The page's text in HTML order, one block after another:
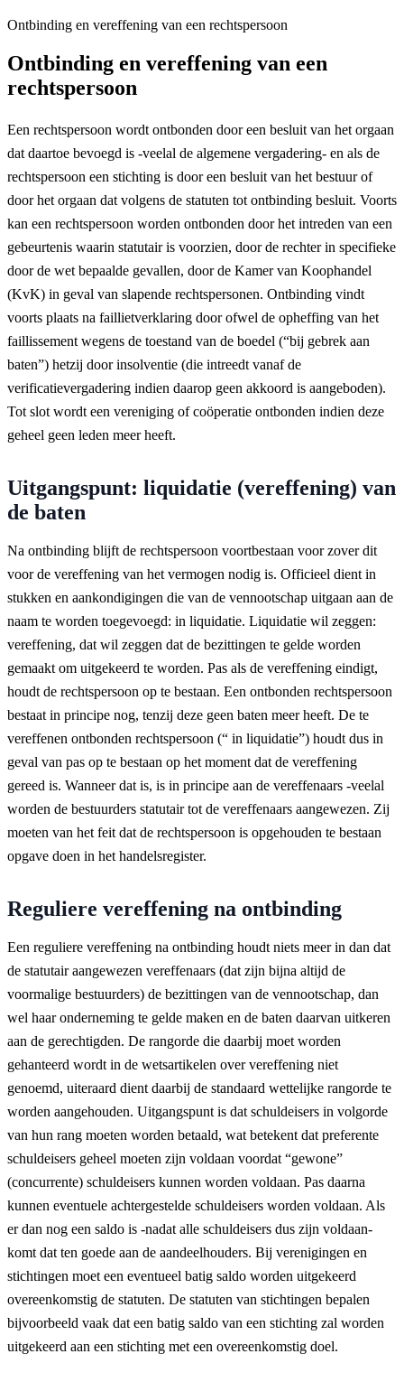
Ontbinding en vereffening van een rechtspersoon
Ontbinding en vereffening van een
rechtspersoon
Een rechtspersoon wordt ontbonden door een besluit van het orgaan
dat daartoe bevoegd is -veelal de algemene vergadering- en als de
rechtspersoon een stichting is door een besluit van het bestuur of
door het orgaan dat volgens de statuten tot ontbinding besluit. Voorts
kan een rechtspersoon worden ontbonden door het intreden van een
gebeurtenis waarin statutair is voorzien, door de rechter in specifieke
door de wet bepaalde gevallen, door de Kamer van Koophandel
(KvK) in geval van slapende rechtspersonen. Ontbinding vindt
voorts plaats na faillietverklaring door ofwel de opheffing van het
faillissement wegens de toestand van de boedel (“bij gebrek aan
baten”) hetzij door insolventie (die intreedt vanaf de
verificatievergadering indien daarop geen akkoord is aangeboden).
Tot slot wordt een vereniging of coöperatie ontbonden indien deze
geheel geen leden meer heeft.
Uitgangspunt: liquidatie (vereffening) van
de baten
Na ontbinding blijft de rechtspersoon voortbestaan voor zover dit
voor de vereffening van het vermogen nodig is. Officieel dient in
stukken en aankondigingen die van de vennootschap uitgaan aan de
naam te worden toegevoegd: in liquidatie. Liquidatie wil zeggen:
vereffening, dat wil zeggen dat de bezittingen te gelde worden
gemaakt om uitgekeerd te worden. Pas als de vereffening eindigt,
houdt de rechtspersoon op te bestaan. Een ontbonden rechtspersoon
bestaat in principe nog, tenzij deze geen baten meer heeft. De te
vereffenen ontbonden rechtspersoon (“ in liquidatie”) houdt dus in
geval van pas op te bestaan op het moment dat de vereffening
gereed is. Wanneer dat is, is in principe aan de vereffenaars -veelal
worden de bestuurders statutair tot de vereffenaars aangewezen. Zij
moeten van het feit dat de rechtspersoon is opgehouden te bestaan
opgave doen in het handelsregister.
Reguliere vereffening na ontbinding
Een reguliere vereffening na ontbinding houdt niets meer in dan dat
de statutair aangewezen vereffenaars (dat zijn bijna altijd de
voormalige bestuurders) de bezittingen van de vennootschap, dan
wel haar onderneming te gelde maken en de baten daarvan uitkeren
aan de gerechtigden. De rangorde die daarbij moet worden
gehanteerd wordt in de wetsartikelen over vereffening niet
genoemd, uiteraard dient daarbij de standaard wettelijke rangorde te
worden aangehouden. Uitgangspunt is dat schuldeisers in volgorde
van hun rang moeten worden betaald, wat betekent dat preferente
schuldeisers geheel moeten zijn voldaan voordat “gewone”
(concurrente) schuldeisers kunnen worden voldaan. Pas daarna
kunnen eventuele achtergestelde schuldeisers worden voldaan. Als
er dan nog een saldo is -nadat alle schuldeisers dus zijn voldaan-
komt dat ten goede aan de aandeelhouders. Bij verenigingen en
stichtingen moet een eventueel batig saldo worden uitgekeerd
overeenkomstig de statuten. De statuten van stichtingen bepalen
bijvoorbeeld vaak dat een batig saldo van een stichting zal worden
uitgekeerd aan een stichting met een overeenkomstig doel.